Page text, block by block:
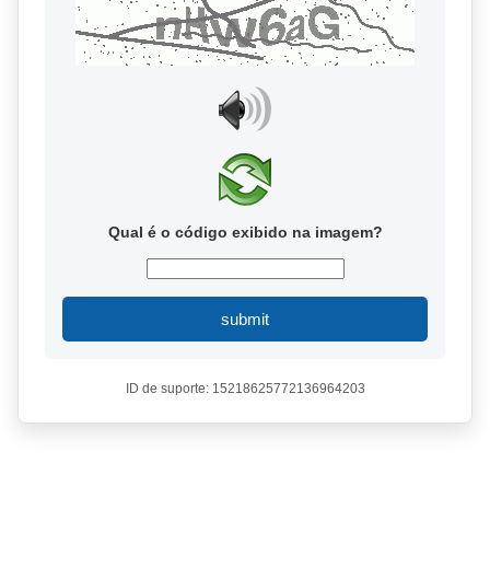
Qual é o código exibido na imagem?
submit
ID de suporte: 15218625772136964203